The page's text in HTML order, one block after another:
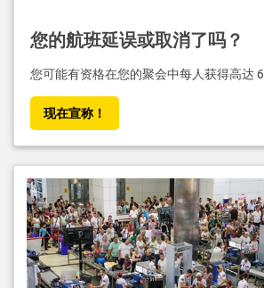
您的航班延误或取消了吗？
您可能有资格在您的聚会中每人获得高达
现在宣称！